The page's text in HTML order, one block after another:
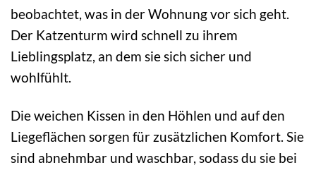
beobachtet, was in der Wohnung vor sich geht.
Der Katzenturm wird schnell zu ihrem
Lieblingsplatz, an dem sie sich sicher und
wohlfühlt.
Die weichen Kissen in den Höhlen und auf den
Liegeflächen sorgen für zusätzlichen Komfort. Sie
sind abnehmbar und waschbar, sodass du sie bei